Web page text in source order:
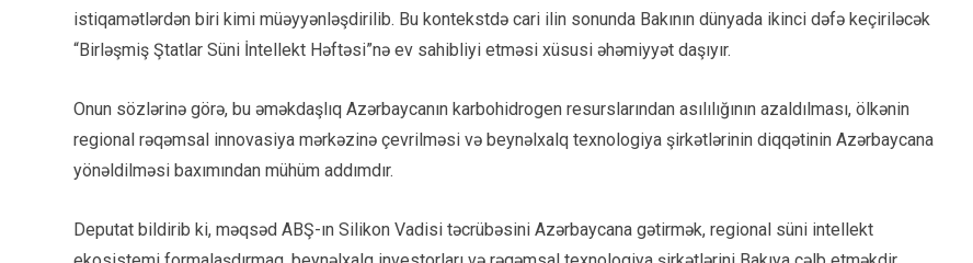
istiqamətlərdən biri kimi müəyyənləşdirilib. Bu kontekstdə cari ilin sonunda Bakının dünyada ikinci dəfə keçiriləcək
“Birləşmiş Ştatlar Süni İntellekt Həftəsi”nə ev sahibliyi etməsi xüsusi əhəmiyyət daşıyır.
Onun sözlərinə görə, bu əməkdaşlıq Azərbaycanın karbohidrogen resurslarından asılılığının azaldılması, ölkənin
regional rəqəmsal innovasiya mərkəzinə çevrilməsi və beynəlxalq texnologiya şirkətlərinin diqqətinin Azərbaycana
yönəldilməsi baxımından mühüm addımdır.
Deputat bildirib ki, məqsəd ABŞ-ın Silikon Vadisi təcrübəsini Azərbaycana gətirmək, regional süni intellekt